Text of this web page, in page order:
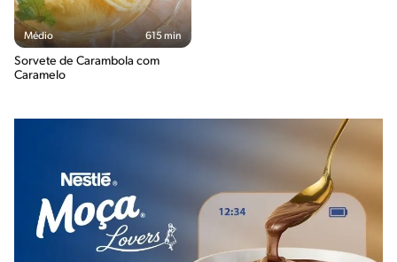
Médio 615 min
Sorvete de Carambola com
Caramelo